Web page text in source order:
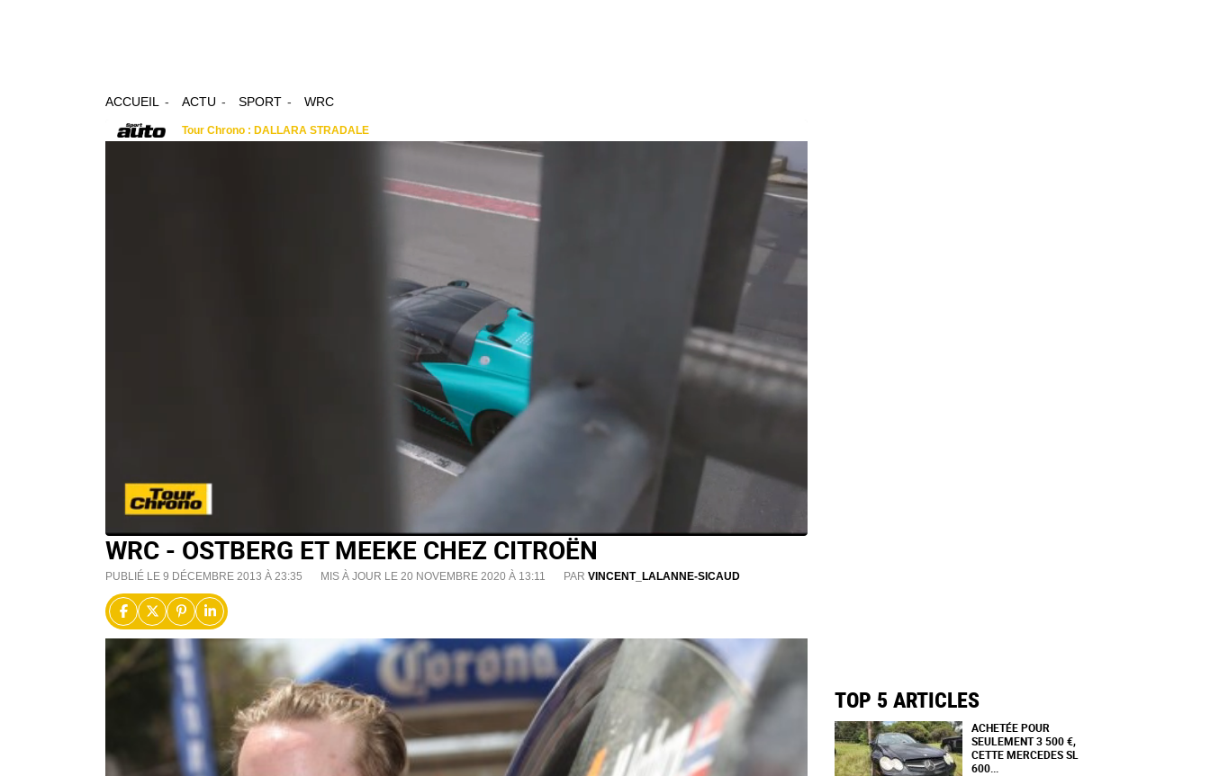
ACCUEIL ACTU SPORT WRC
WRC - OSTBERG ET MEEKE CHEZ CITROËN
PUBLIÉ LE 9 DÉCEMBRE 2013 À 23:35 MIS À JOUR LE 20 NOVEMBRE 2020 À 13:11 PAR VINCENT_LALANNE-SICAUD
TOP 5 ARTICLES
ACHETÉE POUR
SEULEMENT 3 500 €,
CETTE MERCEDES SL
600...